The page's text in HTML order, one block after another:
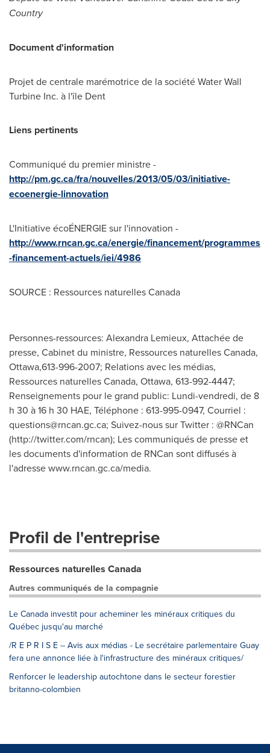
Country
Document d'information
Projet de centrale marémotrice de la société Water Wall
Turbine Inc. à l'île Dent
Liens pertinents
Communiqué du premier ministre -
http://pm.gc.ca/fra/nouvelles/2013/05/03/initiative-
ecoenergie-linnovation
L'Initiative écoÉNERGIE sur l'innovation -
http://www.rncan.gc.ca/energie/financement/programmes
-financement-actuels/iei/4986
SOURCE : Ressources naturelles Canada
Personnes-ressources: Alexandra Lemieux, Attachée de
presse, Cabinet du ministre, Ressources naturelles Canada,
Ottawa,613-996-2007; Relations avec les médias,
Ressources naturelles Canada, Ottawa, 613-992-4447;
Renseignements pour le grand public: Lundi-vendredi, de 8
h 30 à 16 h 30 HAE, Téléphone : 613-995-0947, Courriel :
questions@rncan.gc.ca; Suivez-nous sur Twitter : @RNCan
(http://twitter.com/rncan); Les communiqués de presse et
les documents d'information de RNCan sont diffusés à
l'adresse www.rncan.gc.ca/media.
Profil de l'entreprise
Ressources naturelles Canada
Autres communiqués de la compagnie
Le Canada investit pour acheminer les minéraux critiques du
Québec jusqu'au marché
/R E P R I S E -- Avis aux médias - Le secrétaire parlementaire Guay
fera une annonce liée à l'infrastructure des minéraux critiques/
Renforcer le leadership autochtone dans le secteur forestier
britanno-colombien